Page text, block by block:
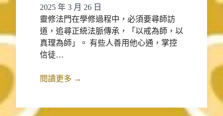
2025 年 3 月 26 日
靈修法門在學修過程中，必須要尋師訪
道，追尋正統法脈傳承，「以戒為師，以
真理為師」。 有些人善用他心通，掌控
信徒…
閱讀更多 →